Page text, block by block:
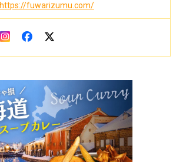
https://fuwarizumu.com/